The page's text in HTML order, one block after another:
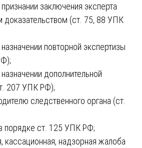
заключения эксперта
доказательством (ст. 75, 88 УПК
повторной экспертизы
дополнительной
207 УПК РФ);
следственного органа (ст.
порядке ст. 125 УПК РФ;
кассационная, надзорная жалоба